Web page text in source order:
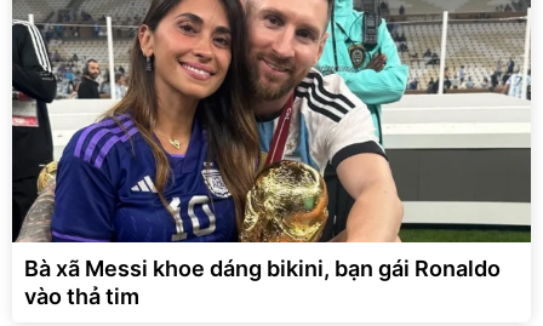
Bà xã Messi khoe dáng bikini, bạn gái Ronaldo
vào thả tim